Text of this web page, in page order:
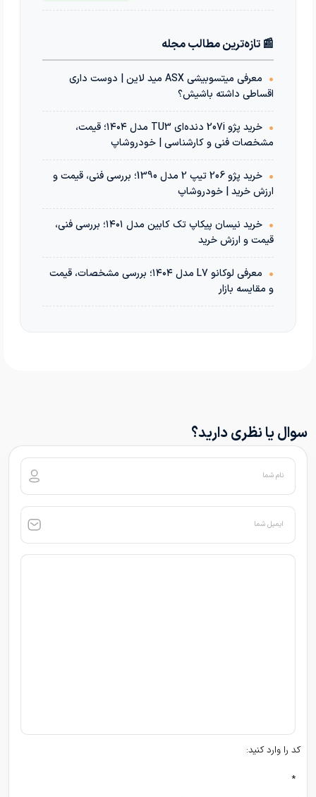
📰 تازه‌ترین مطالب مجله
•
معرفی میتسوبیشی ASX مید لاین | دوست داری
اقساطی داشته باشیش؟
•
خرید پژو 207i دنده‌ای TU3 مدل ۱۴۰۴؛ قیمت،
مشخصات فنی و کارشناسی | خودروشاپ
•
خرید پژو 206 تیپ 2 مدل 1390؛ بررسی فنی، قیمت و
ارزش خرید | خودروشاپ
•
خرید نیسان پیکاپ تک کابین مدل ۱۴۰۱؛ بررسی فنی،
قیمت و ارزش خرید
•
معرفی لوکانو L7 مدل ۱۴۰۴؛ بررسی مشخصات، قیمت
و مقایسه بازار
سوال یا نظری دارید؟
نام شما
ایمیل شما
کد را وارد کنید:
*